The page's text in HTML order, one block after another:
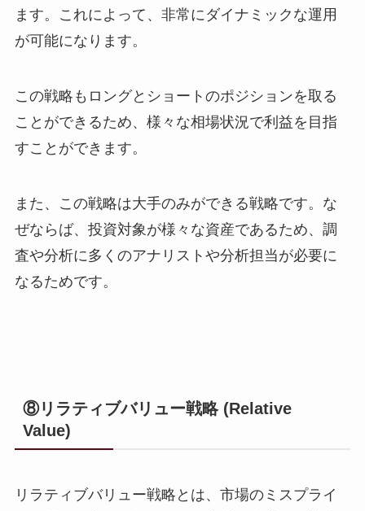
ます。これによって、非常にダイナミックな運用
が可能になります。
この戦略もロングとショートのポジションを取る
ことができるため、様々な相場状況で利益を目指
すことができます。
また、この戦略は大手のみができる戦略です。な
ぜならば、投資対象が様々な資産であるため、調
査や分析に多くのアナリストや分析担当が必要に
なるためです。
⑧リラティブバリュー戦略 (Relative
Value)
リラティブバリュー戦略とは、市場のミスプライ